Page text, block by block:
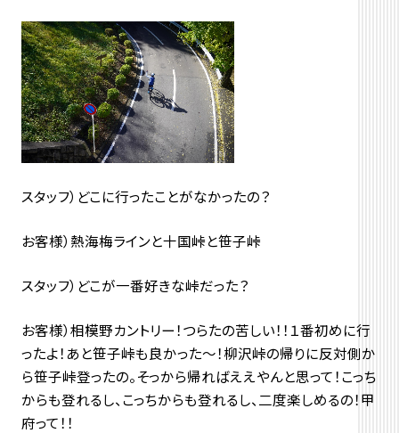
スタッフ）どこに行ったことがなかったの？
お客様）熱海梅ラインと十国峠と笹子峠
スタッフ）どこが一番好きな峠だった？
お客様）相模野カントリー！つらたの苦しい！！１番初めに行
ったよ！あと笹子峠も良かった～！柳沢峠の帰りに反対側か
ら笹子峠登ったの。そっから帰ればええやんと思って！こっち
からも登れるし、こっちからも登れるし、二度楽しめるの！甲
府って！！